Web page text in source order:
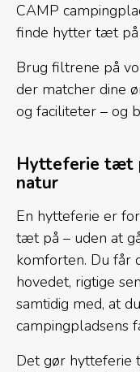
CAMP
finde hytter tæt på
Brug filtrene på
der matcher dine
og faciliteter – og
Hytteferie tæt
natur
En hytteferie er
tæt på – uden at
komforten. Du får
hovedet, rigtige
samtidig med, at
campingpladsens
Det gør hytteferie